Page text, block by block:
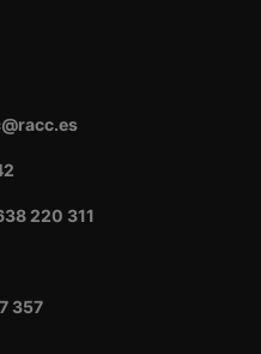
220 311
357